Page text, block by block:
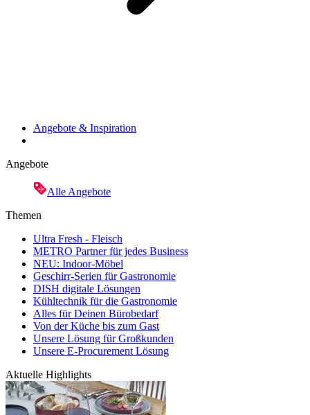
Angebote & Inspiration
Angebote
Alle Angebote
Themen
Ultra Fresh - Fleisch
METRO Partner für jedes Business
NEU: Indoor-Möbel
Geschirr-Serien für Gastronomie
DISH digitale Lösungen
Kühltechnik für die Gastronomie
Alles für Deinen Bürobedarf
Von der Küche bis zum Gast
Unsere Lösung für Großkunden
Unsere E-Procurement Lösung
Aktuelle Highlights